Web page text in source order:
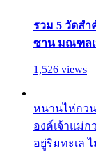
รวม 5 วัดสำ
ซาน มณฑลเ
1,526 views
หนานไห่กว
องค์เจ้าแม่ก
อยู่ริมทะเล